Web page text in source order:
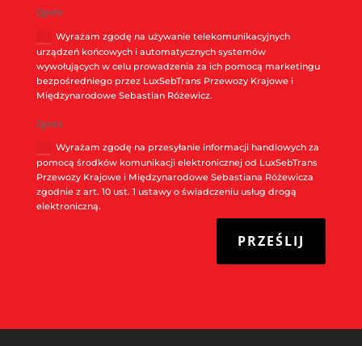
Zgoda
Wyrażam zgodę na używanie telekomunikacyjnych
urządzeń końcowych i automatycznych systemów
wywołujących w celu prowadzenia za ich pomocą marketingu
bezpośredniego przez LuxSebTrans Przewozy Krajowe i
Międzynarodowe Sebastian Różewicz.
Zgoda
Wyrażam zgodę na przesyłanie informacji handlowych za
pomocą środków komunikacji elektronicznej od LuxSebTrans
Przewozy Krajowe i Międzynarodowe Sebastiana Różewicza
zgodnie z art. 10 ust. 1 ustawy o świadczeniu usług drogą
elektroniczną.
PRZEŚLIJ